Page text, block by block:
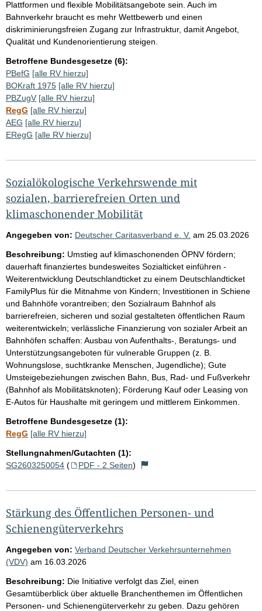
Plattformen und flexible Mobilitätsangebote sein. Auch im
Bahnverkehr braucht es mehr Wettbewerb und einen
diskriminierungsfreien Zugang zur Infrastruktur, damit Angebot,
Qualität und Kundenorientierung steigen.
Betroffene Bundesgesetze (6):
PBefG [alle RV hierzu]
BOKraft 1975 [alle RV hierzu]
PBZugV [alle RV hierzu]
RegG [alle RV hierzu]
AEG [alle RV hierzu]
ERegG [alle RV hierzu]
Sozialökologische Verkehrswende mit
sozialen, barrierefreien Orten und
klimaschonender Mobilität
Angegeben von: Deutscher Caritasverband e. V. am 25.03.2026
Beschreibung: Umstieg auf klimaschonenden ÖPNV fördern;
dauerhaft finanziertes bundesweites Sozialticket einführen -
Weiterentwicklung Deutschlandticket zu einem Deutschlandticket
FamilyPlus für die Mitnahme von Kindern; Investitionen in Schiene
und Bahnhöfe vorantreiben; den Sozialraum Bahnhof als
barrierefreien, sicheren und sozial gestalteten öffentlichen Raum
weiterentwickeln; verlässliche Finanzierung von sozialer Arbeit an
Bahnhöfen schaffen: Ausbau von Aufenthalts-, Beratungs- und
Unterstützungsangeboten für vulnerable Gruppen (z. B.
Wohnungslose, suchtkranke Menschen, Jugendliche); Gute
Umsteigebeziehungen zwischen Bahn, Bus, Rad- und Fußverkehr
(Bahnhof als Mobilitätsknoten); Förderung Kauf oder Leasing von
E-Autos für Haushalte mit geringem und mittlerem Einkommen.
Betroffene Bundesgesetze (1):
RegG [alle RV hierzu]
Stellungnahmen/Gutachten (1):
SG2603250054 ( PDF - 2 Seiten)
Stärkung des Öffentlichen Personen- und
Schienengüterverkehrs
Angegeben von: Verband Deutscher Verkehrsunternehmen
(VDV) am 16.03.2026
Beschreibung: Die Initiative verfolgt das Ziel, einen
Gesamtüberblick über aktuelle Branchenthemen im Öffentlichen
Personen- und Schienengüterverkehr zu geben. Dazu gehören